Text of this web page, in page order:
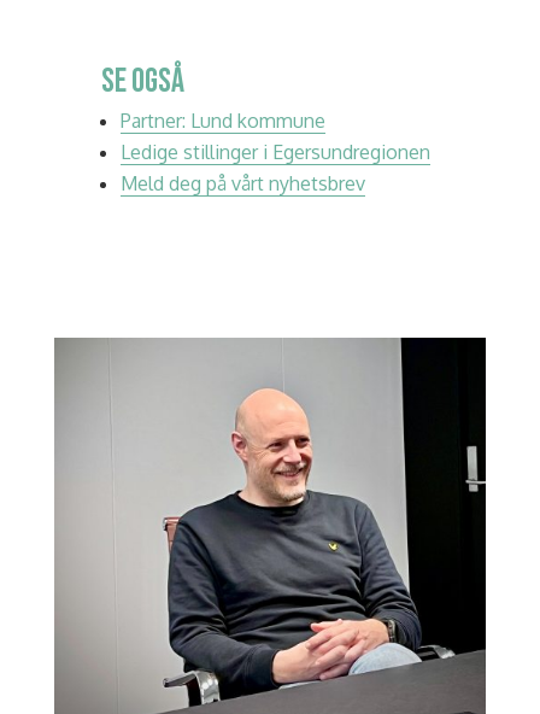
SE OGSÅ
Partner: Lund kommune
Ledige stillinger i Egersundregionen
Meld deg på vårt nyhetsbrev